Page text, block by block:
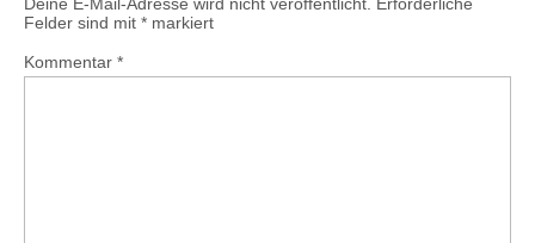
Felder sind mit * markiert
Kommentar *